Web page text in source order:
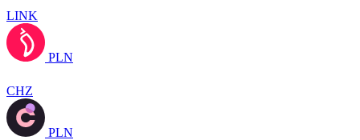
LINK
PLN
CHZ
PLN